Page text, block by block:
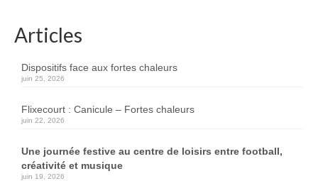
Sports Loisirs et Culture
Articles
Dispositifs face aux fortes chaleurs
juin 25, 2026
Flixecourt : Canicule – Fortes chaleurs
juin 22, 2026
Une journée festive au centre de loisirs entre football,
créativité et musique
juin 19, 2026